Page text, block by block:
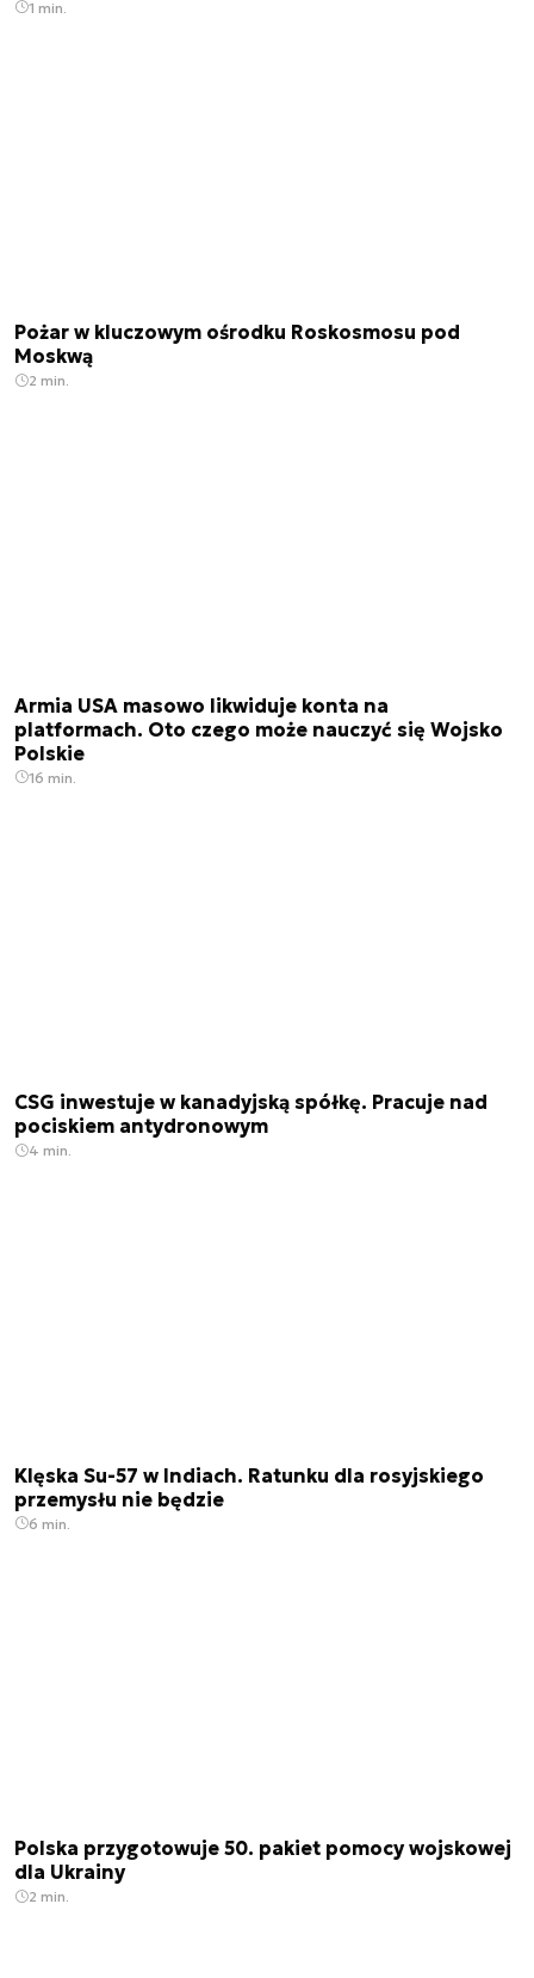
1 min.
Pożar w kluczowym ośrodku Roskosmosu pod
Moskwą
2 min.
Armia USA masowo likwiduje konta na
platformach. Oto czego może nauczyć się Wojsko
Polskie
16 min.
CSG inwestuje w kanadyjską spółkę. Pracuje nad
pociskiem antydronowym
4 min.
Klęska Su-57 w Indiach. Ratunku dla rosyjskiego
przemysłu nie będzie
6 min.
Polska przygotowuje 50. pakiet pomocy wojskowej
dla Ukrainy
2 min.